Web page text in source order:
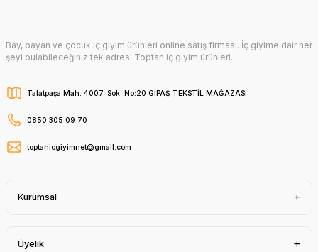
Bay, bayan ve çocuk iç giyim ürünleri online satış firması. İç giyime dair her
şeyi bulabileceğiniz tek adres! Toptan iç giyim ürünleri.
Talatpaşa Mah. 4007. Sok. No:20 GİPAŞ TEKSTİL MAĞAZASI
0850 305 09 70
toptanicgiyimnet@gmail.com
Kurumsal
Üyelik